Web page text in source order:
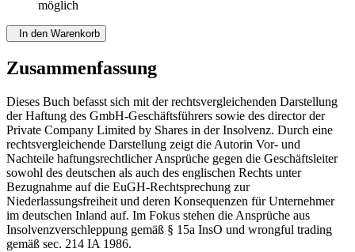
möglich
In den Warenkorb
Zusammenfassung
Dieses Buch befasst sich mit der rechtsvergleichenden Darstellung
der Haftung des GmbH-Geschäftsführers sowie des director der
Private Company Limited by Shares in der Insolvenz. Durch eine
rechtsvergleichende Darstellung zeigt die Autorin Vor- und
Nachteile haftungsrechtlicher Ansprüche gegen die Geschäftsleiter
sowohl des deutschen als auch des englischen Rechts unter
Bezugnahme auf die EuGH-Rechtsprechung zur
Niederlassungsfreiheit und deren Konsequenzen für Unternehmer
im deutschen Inland auf. Im Fokus stehen die Ansprüche aus
Insolvenzverschleppung gemäß § 15a InsO und wrongful trading
gemäß sec. 214 IA 1986.